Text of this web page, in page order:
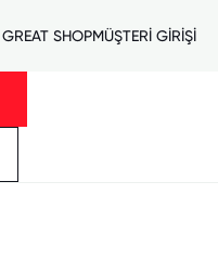
GREAT SHOPMÜŞTERİ GİRİŞİ